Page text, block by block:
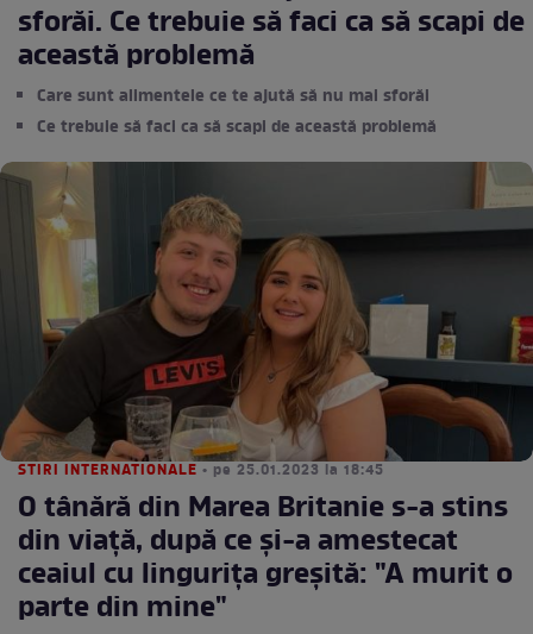
sforăi. Ce trebuie să faci ca să scapi de
această problemă
Care sunt alimentele ce te ajută să nu mai sforăi
Ce trebuie să faci ca să scapi de această problemă
STIRI INTERNATIONALE • pe 25.01.2023 la 18:45
O tânără din Marea Britanie s-a stins
din viață, după ce și-a amestecat
ceaiul cu lingurița greșită: "A murit o
parte din mine"